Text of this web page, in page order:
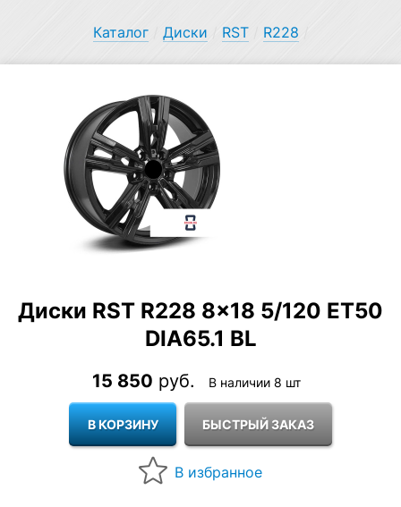
Каталог/ Диски RST/ R228
Диски RST R228 8×18 5/120 ET50
DIA65.1 BL
15 850 руб. В наличии 8 шт